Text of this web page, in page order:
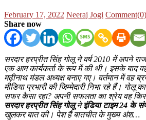
Posted
on
February 17, 2022 Author
Neeraj Jogi Comment(0)
Share now
सरदार हरप्रीत सिंह गोलू ने वर्ष 2010 में अपने
एक आम कार्यकर्ता के रूप में की थी। इसके बाद
मढ़ीनाथ मंडल अध्यक्ष बनाए गए। वर्तमान में वह
मीडिया प्रभारी की जिम्मेदारी निभा रहे हैं।
सफर कैसा रहा? अपनी सफलता का श्रेय वह
सरदार हरप्रीत सिंह गोलूनेइंडिया टाइम 24 के
खुलकर बात की। पेश हैं बातचीत के मुख्य अंश…